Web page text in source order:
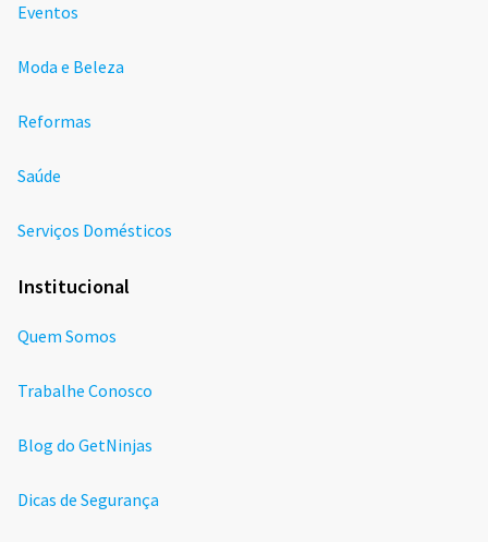
Eventos
Moda e Beleza
Reformas
Saúde
Serviços Domésticos
Institucional
Quem Somos
Trabalhe Conosco
Blog do GetNinjas
Dicas de Segurança